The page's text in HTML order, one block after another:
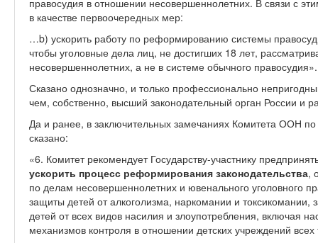
правосудия в отношении несовершеннолетних. В связи с
в качестве первоочередных мер:
…b) ускорить работу по реформированию системы
чтобы уголовные дела лиц, не достигших 18 лет,
несовершеннолетних, а не в системе обычного правосудия».
Сказано однозначно, и только профессионально
чем, собственно, высший законодательный орган России и
Да и ранее, в заключительных замечаниях Комитета ООН по
сказано:
«6. Комитет рекомендует Государству-участнику
ускорить процесс реформирования законодательства,
по делам несовершеннолетних и ювенального уголовного
защиты детей от алкоголизма, наркомании и
детей от всех видов насилия и злоупотребления, включая
механизмов контроля в отношении детских учреждений всех